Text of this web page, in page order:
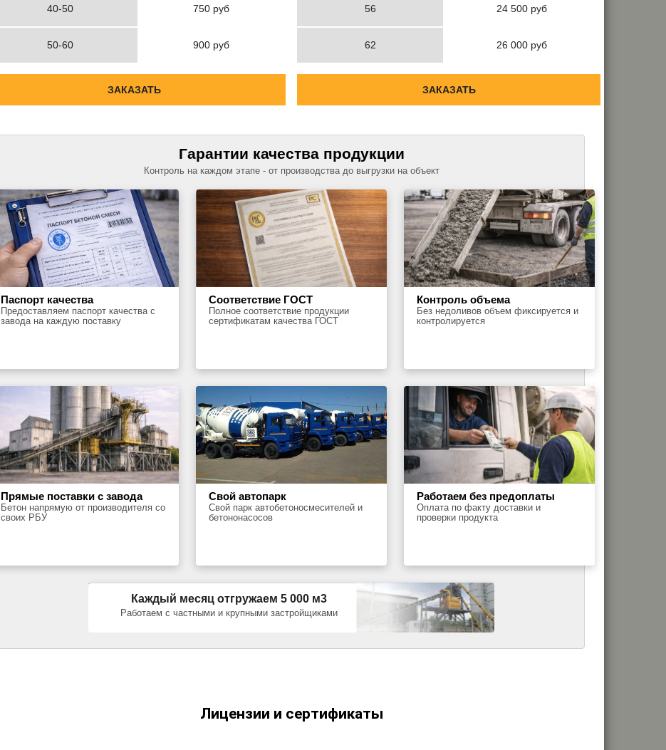
40-50 750 руб
50-60 900 руб
ЗАКАЗАТЬ
56 24 500 руб
62 26 000 руб
ЗАКАЗАТЬ
Гарантии качества продукции
Контроль на каждом этапе - от производства до выгрузки на объект
Паспорт качества
Предоставляем паспорт качества с
завода на каждую поставку
Соответствие ГОСТ
Полное соответствие продукции
сертификатам качества ГОСТ
Контроль объема
Без недоливов объем фиксируется и
контролируется
Прямые поставки с завода
Бетон напрямую от производителя со
своих РБУ
Свой автопарк
Свой парк автобетоносмесителей и
бетононасосов
Работаем без предоплаты
Оплата по факту доставки и
проверки продукта
Каждый месяц отгружаем 5 000 м3
Работаем с частными и крупными застройщиками
Лицензии и сертификаты